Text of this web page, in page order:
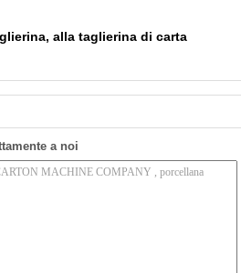
alla taglierina di carta
a noi